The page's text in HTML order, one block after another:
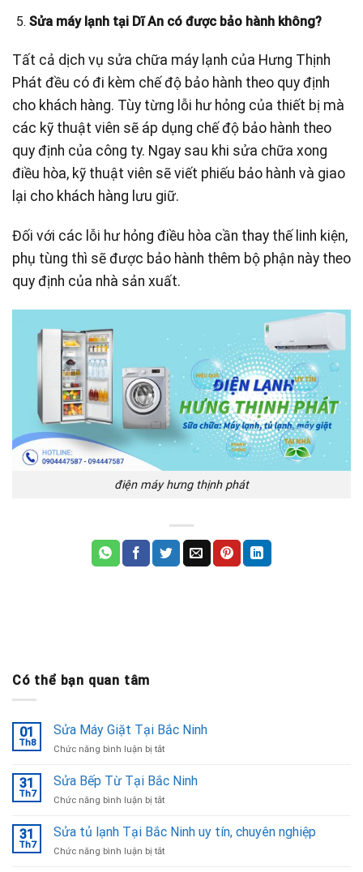
Sửa máy lạnh tại Dĩ An có được bảo hành không?
Tất cả dịch vụ sửa chữa máy lạnh của Hưng Thịnh
Phát đều có đi kèm chế độ bảo hành theo quy định
cho khách hàng. Tùy từng lỗi hư hỏng của thiết bị mà
các kỹ thuật viên sẽ áp dụng chế độ bảo hành theo
quy định của công ty. Ngay sau khi sửa chữa xong
điều hòa, kỹ thuật viên sẽ viết phiếu bảo hành và giao
lại cho khách hàng lưu giữ.
Đối với các lỗi hư hỏng điều hòa cần thay thế linh kiện,
phụ tùng thì sẽ được bảo hành thêm bộ phận này theo
quy định của nhà sản xuất.
điện máy hưng thịnh phát
Có thể bạn quan tâm
01
Th8
Sửa Máy Giặt Tại Bắc Ninh
Chức năng bình luận bị tắtở
Máy
Tại
Ninh
31
Th7
Sửa Bếp Từ Tại Bắc Ninh
Chức năng bình luận bị tắtở
Bếp
Tại
31
Th7
Sửa tủ lạnh Tại Bắc Ninh uy tín, chuyên nghiệp
Chức năng bình luận bị tắtở